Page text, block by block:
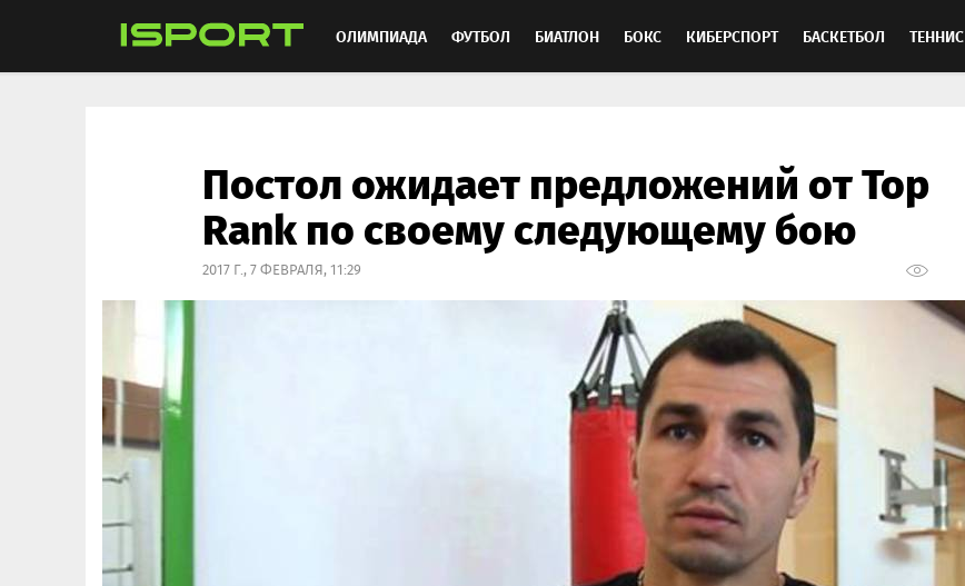
ОЛИМПИАДА ФУТБОЛ БИАТЛОН БОКС КИБЕРСПОРТ БАСКЕТБОЛ ТЕННИС
Постол ожидает предложений от Top
Rank по своему следующему бою
2017 Г., 7 ФЕВРАЛЯ, 11:29